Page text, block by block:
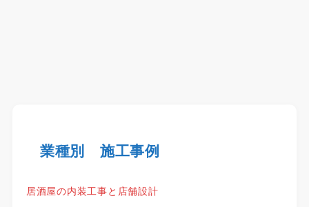
業種別 施工事例
居酒屋の内装工事と店舗設計